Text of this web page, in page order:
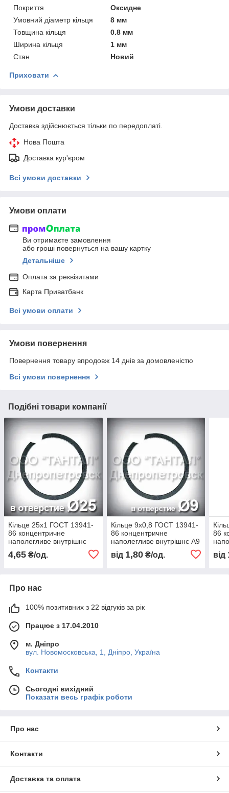
Покриття
Оксидне
Умовний діаметр кільця
8 мм
Товщина кільця
0.8 мм
Ширина кільця
1 мм
Стан
Новий
Приховати
Умови доставки
Доставка здійснюється тільки по передоплаті.
Нова Пошта
Доставка кур'єром
Всі умови доставки
Умови оплати
Ви отримаєте замовлення
або гроші повернуться на вашу картку
Детальніше
Оплата за реквізитами
Карта Приватбанк
Всі умови оплати
Умови повернення
Повернення товару впродовж 14 днів за домовленістю
Всі умови повернення
Подібні товари компанії
Кільце 25х1 ГОСТ 13941-
86 концентричне
наполегливе внутрішнє
4,65 ₴/од.
Кільце 9х0,8 ГОСТ 13941-
86 концентричне
наполегливе внутрішнє А9
від 1,80₴/од.
86
від
Про нас
100% позитивних з 22 відгуків за рік
Працює з 17.04.2010
м. Дніпро
вул. Новомосковська, 1, Дніпро, Україна
Контакти
Сьогодні вихідний
Показати весь графік роботи
Про нас
Контакти
Доставка та оплата